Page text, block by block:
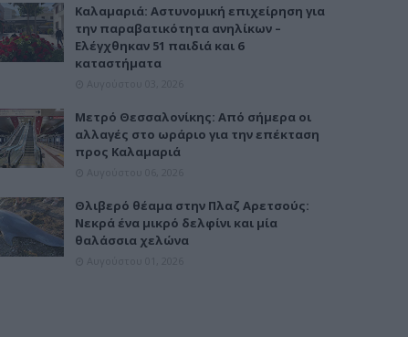
Καλαμαριά: Αστυνομική επιχείρηση για
την παραβατικότητα ανηλίκων –
Ελέγχθηκαν 51 παιδιά και 6
καταστήματα
Μετρό Θεσσαλονίκης: Από σήμερα οι
αλλαγές στο ωράριο για την επέκταση
προς Καλαμαριά
Θλιβερό θέαμα στην Πλαζ Αρετσούς:
Νεκρά ένα μικρό δελφίνι και μία
θαλάσσια χελώνα